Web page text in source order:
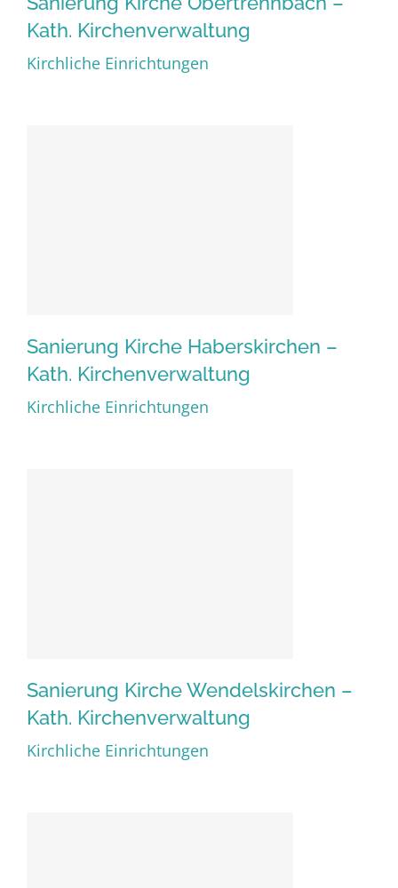
Sanierung Kirche
Kath. Kirchenverwaltung
Kirchliche Einrichtungen
Sanierung Kirche
Sanierung Kirche Haberskirchen –
Kath. Kirchenverwaltung
Kirchliche Einrichtungen
Sanierung Kirche
Sanierung Kirche Wendelskirchen –
Kath. Kirchenverwaltung
Kirchliche Einrichtungen